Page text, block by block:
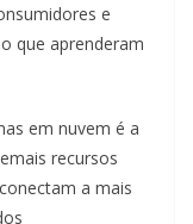
e
que aprenderam
em nuvem é a
recursos
a mais